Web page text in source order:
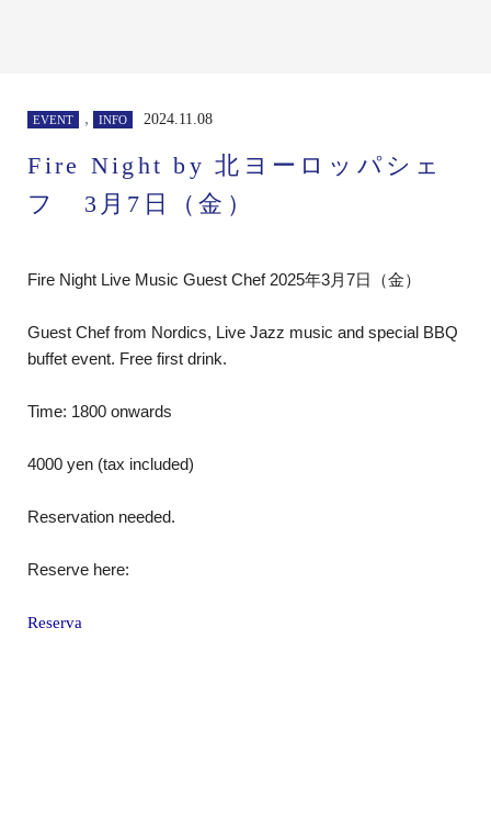
EVENT , INFO 2024.11.08
Fire Night by 北ヨーロッパシェ
フ 3月7日（金）
Fire Night Live Music Guest Chef 2025年3月7日（金）
Guest Chef from Nordics, Live Jazz music and special BBQ
buffet event. Free first drink.
Time: 1800 onwards
4000 yen (tax included)
Reservation needed.
Reserve here:
Reserva